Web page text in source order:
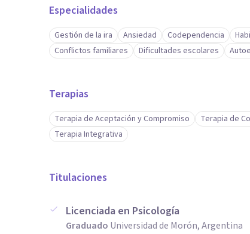
Especialidades
Gestión de la ira Ansiedad Codependencia
Conflictos familiares
Dificultades escolares
Terapias
Terapia de Aceptación y Compromiso Terapia de
Terapia Integrativa
Titulaciones
Licenciada en Psicología
Graduado Universidad de Morón, Argentina